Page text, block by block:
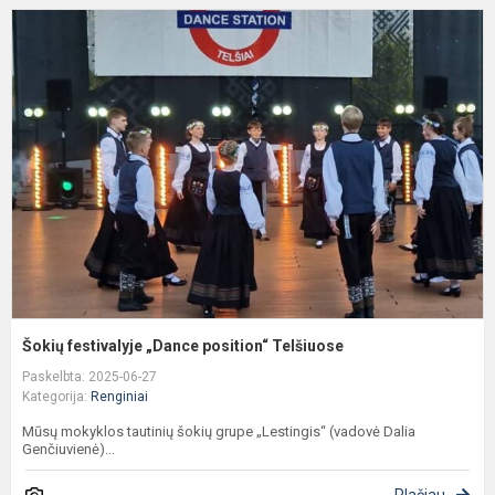
Šokių festivalyje „Dance position“ Telšiuose
Paskelbta: 2025-06-27
Kategorija: Renginiai
Mūsų mokyklos tautinių šokių grupe „Lestingis“ (vadovė Dalia
Genčiuvienė)...